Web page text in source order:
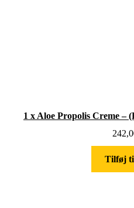
1 x Aloe Propolis Creme –
Tilføj